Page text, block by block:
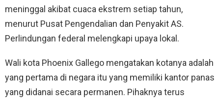
meninggal akibat cuaca ekstrem setiap tahun,
menurut Pusat Pengendalian dan Penyakit AS.
Perlindungan federal melengkapi upaya lokal.
Wali kota Phoenix Gallego mengatakan kotanya adalah
yang pertama di negara itu yang memiliki kantor panas
yang didanai secara permanen. Pihaknya terus